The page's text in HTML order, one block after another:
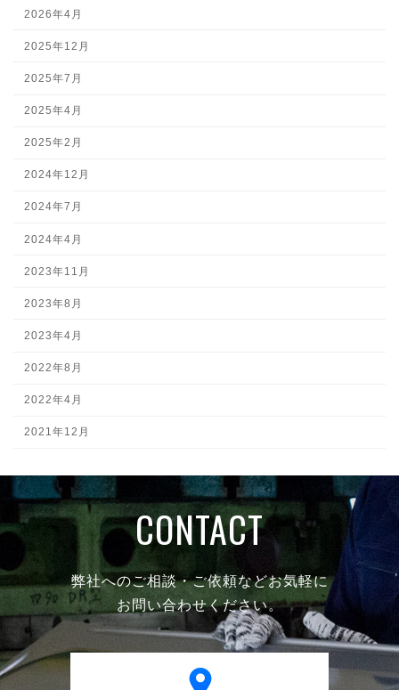
2026年4月
2025年12月
2025年7月
2025年4月
2025年2月
2024年12月
2024年7月
2024年4月
2023年11月
2023年8月
2023年4月
2022年8月
2022年4月
2021年12月
CONTACT
弊社へのご相談・ご依頼などお気軽に
お問い合わせください。